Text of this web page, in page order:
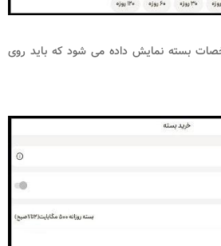
بسته نمایش داده می شود که باید روی